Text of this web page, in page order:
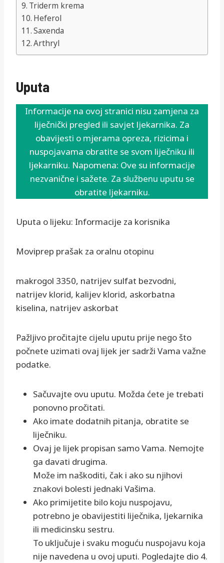
Triderm krema
Heferol
Saxenda
Arthryl
Uputa
Informacije na ovoj stranici nisu zamjena za
liječnički pregled ili savjet ljekarnika. Za
obavijesti o mjerama opreza, rizicima i
nuspojavama obratite se svom liječniku ili
ljekarniku. Napomena: Ove su informacije
nezvanične i sažete. Za službenu uputu se
obratite ljekarniku.
Uputa o lijeku: Informacije za korisnika
Moviprep prašak za oralnu otopinu
makrogol 3350, natrijev sulfat bezvodni,
natrijev klorid, kalijev klorid, askorbatna
kiselina, natrijev askorbat
Pažljivo pročitajte cijelu uputu prije nego što
počnete uzimati ovaj lijek jer sadrži Vama važne
podatke.
Sačuvajte ovu uputu. Možda ćete je trebati
ponovno pročitati.
Ako imate dodatnih pitanja, obratite se
liječniku.
Ovaj je lijek propisan samo Vama. Nemojte
ga davati drugima.
Može im naškoditi, čak i ako su njihovi
znakovi bolesti jednaki Vašima.
Ako primijetite bilo koju nuspojavu,
potrebno je obavijestiti liječnika, ljekarnika
ili medicinsku sestru.
To uključuje i svaku moguću nuspojavu koja
nije navedena u ovoj uputi. Pogledajte dio 4.